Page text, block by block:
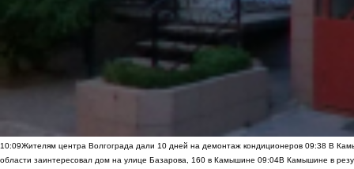
10:09Жителям центра Волгограда дали 10 дней на демонтаж кондиционеров 09:38 В
области заинтересовал дом на улице Базарова, 160 в Камышине 09:04В Камышине в